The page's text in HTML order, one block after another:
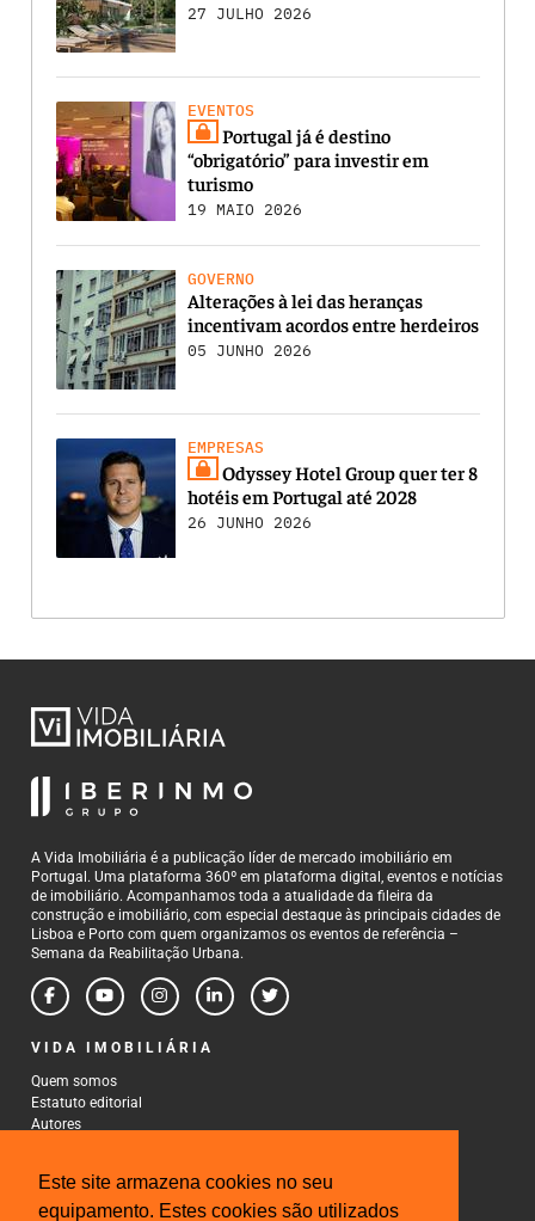
Este site armazena cookies no seu
equipamento. Estes cookies são utilizados
27 JULHO 2026
EVENTOS
Portugal já é destino
“obrigatório” para investir em
turismo
19 MAIO 2026
GOVERNO
Alterações à lei das heranças
incentivam acordos entre herdeiros
05 JUNHO 2026
EMPRESAS
Odyssey Hotel Group quer ter 8
hotéis em Portugal até 2028
26 JUNHO 2026
A Vida Imobiliária é a publicação líder de mercado imobiliário em
Portugal. Uma plataforma 360º em plataforma digital, eventos e notícias
de imobiliário. Acompanhamos toda a atualidade da fileira da
construção e imobiliário, com especial destaque às principais cidades de
Lisboa e Porto com quem organizamos os eventos de referência –
Semana da Reabilitação Urbana.
VIDA IMOBILIÁRIA
Quem somos
Estatuto editorial
Autores
CONTACTOS